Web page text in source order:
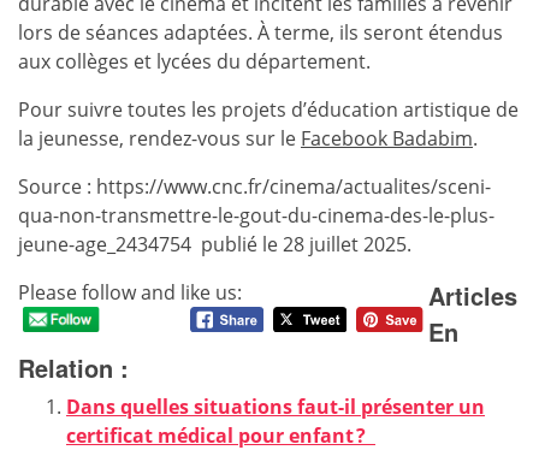
lors de séances adaptées. À terme, ils seront étendus
aux collèges et lycées du département.
Pour suivre toutes les projets d’éducation artistique de
la jeunesse, rendez-vous sur le Facebook Badabim.
Source : https://www.cnc.fr/cinema/actualites/sceni-
qua-non-transmettre-le-gout-du-cinema-des-le-plus-
jeune-age_2434754 publié le 28 juillet 2025.
Please follow and like us:
Articles
En
Relation :
Dans quelles situations faut-il présenter un
certificat médical pour enfant ?